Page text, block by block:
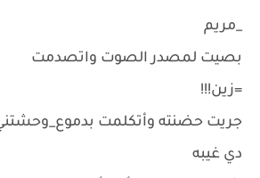
_مريم
بصيت لمصدر الصوت واتصدمت
=زين!!!
جريت حضنته وأتكلمت
دي غيبه